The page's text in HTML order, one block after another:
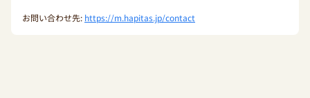
お問い合わせ先: https://m.hapitas.jp/contact